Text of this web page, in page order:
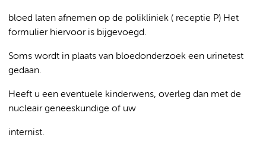
bloed laten afnemen op de polikliniek ( receptie P) Het
formulier hiervoor is bijgevoegd.
Soms wordt in plaats van bloedonderzoek een urinetest
gedaan.
Heeft u een eventuele kinderwens, overleg dan met de
nucleair geneeskundige of uw
internist.